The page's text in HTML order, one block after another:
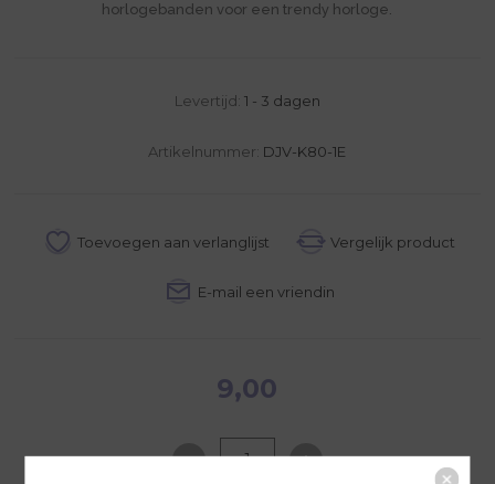
horlogebanden voor een trendy horloge.
Levertijd: 1 - 3 dagen
Artikelnummer: DJV-K80-1E
9,00